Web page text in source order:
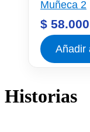
Muñeca 2
$ 58.000
Añadir
Historias